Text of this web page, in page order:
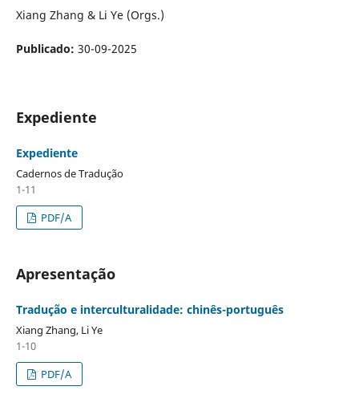
Xiang Zhang & Li Ye (Orgs.)
Publicado: 30-09-2025
Expediente
Expediente
Cadernos de Tradução
1-11
PDF/A
Apresentação
Tradução e interculturalidade: chinês-português
Xiang Zhang, Li Ye
1-10
PDF/A